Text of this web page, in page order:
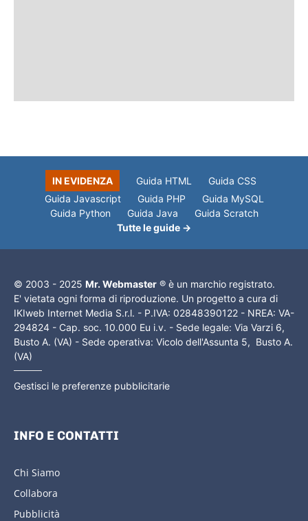
IN EVIDENZA Guida HTML
Guida CSS
Guida Javascript
Guida PHP
Guida MySQL
Guida Python
Guida Java
Guida Scratch
Tutte le guide →
© 2003 - 2025 Mr. Webmaster ® è un marchio registrato.
E' vietata ogni forma di riproduzione. Un progetto a cura di
IKIweb Internet Media S.r.l. - P.IVA: 02848390122 - NREA: VA-
294824 - Cap. soc. 10.000 Eu i.v. - Sede legale: Via Varzi 6,
Busto A. (VA) - Sede operativa: Vicolo dell'Assunta 5, Busto A.
(VA)
Gestisci le preferenze pubblicitarie
INFO E CONTATTI
Chi Siamo
Collabora
Pubblicità